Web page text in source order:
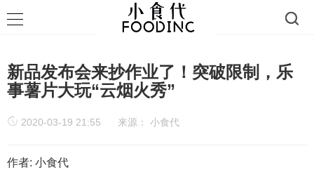
新品发布会来抄作业了！突破限制，乐
事薯片大玩“云烟火秀”
2020-03-19 21:55 来源： 小食代
作者: 小食代